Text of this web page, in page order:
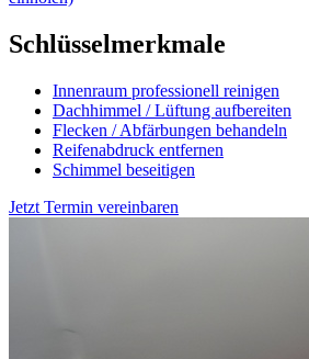
Schlüsselmerkmale
Innenraum professionell reinigen
Dachhimmel / Lüftung aufbereiten
Flecken / Abfärbungen behandeln
Reifenabdruck entfernen
Schimmel beseitigen
Jetzt Termin vereinbaren